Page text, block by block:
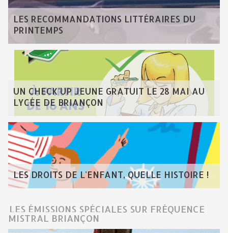
LES RECOMMANDATIONS LITTÉRAIRES DU
PRINTEMPS
UN CHECK'UP JEUNE GRATUIT LE 28 MAI AU
LYCÉE DE BRIANÇON
LES DROITS DE L'ENFANT, QUELLE HISTOIRE !
LES ÉMISSIONS SPÉCIALES SUR FRÉQUENCE
MISTRAL BRIANÇON